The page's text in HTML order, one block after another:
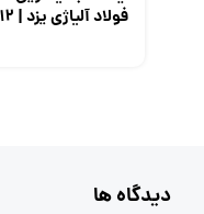
فولاد آلیاژی یزد | ۱۲ مرداد ۱۴۰۵
دیدگاه ها